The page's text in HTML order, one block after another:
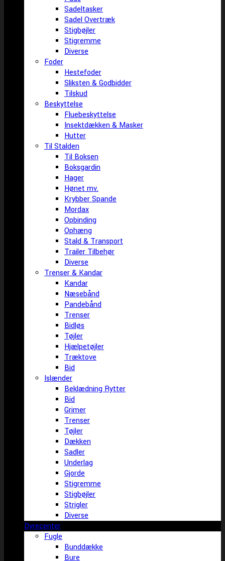
Sadeltasker
Sadel Overtræk
Stigbøjler
Stigremme
Diverse
Foder
Hestefoder
Sliksten & Godbidder
Tilskud
Beskyttelse
Fluebeskyttelse
Insektdækken & Masker
Hutter
Til Stalden
Til Boksen
Boksgardin
Hager
Hønet mv.
Krybber Spande
Mordax
Opbinding
Ophæng
Stald & Transport
Trailer Tilbehør
Diverse
Trenser & Kandar
Kandar
Næsebånd
Pandebånd
Trenser
Bidløs
Tøjler
Hjælpetøjler
Træktove
Bid
Islænder
Beklædning Rytter
Bid
Grimer
Trenser
Tøjler
Dækken
Sadler
Underlag
Gjorde
Stigremme
Stigbøjler
Strigler
Diverse
Dyrecenter
Fugle
Bunddække
Bure